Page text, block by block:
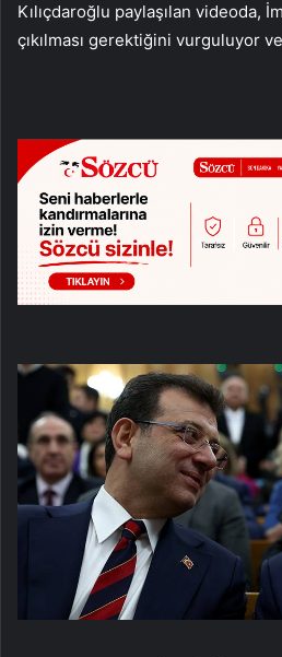
Kılıçdaroğlu paylaşılan videoda,
çıkılması gerektiğini vurguluyor